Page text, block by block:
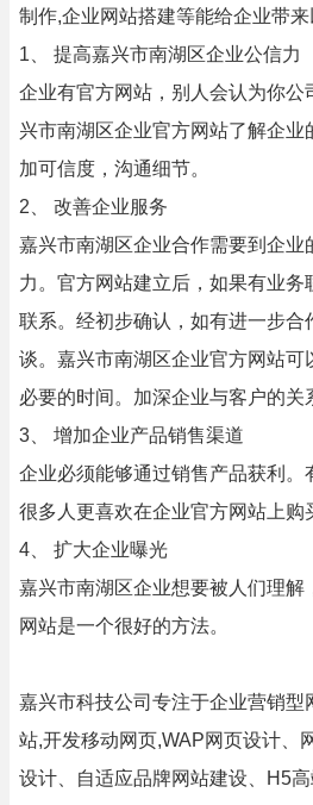
制作,企业网站搭建等能给企业带来
1、 提高嘉兴市南湖区企业公信力
企业有官方网站，别人会认为你公
兴市南湖区企业官方网站了解企业
加可信度，沟通细节。
2、 改善企业服务
嘉兴市南湖区企业合作需要到企业
力。官方网站建立后，如果有业
联系。经初步确认，如有进一步合
谈。嘉兴市南湖区企业官方网站可
必要的时间。加深企业与客户的关
3、 增加企业产品销售渠道
企业必须能够通过销售产品获利。
很多人更喜欢在企业官方网站上购
4、 扩大企业曝光
嘉兴市南湖区企业想要被人们理解
网站是一个很好的方法。
嘉兴市科技公司专注于企业营销型
站,开发移动网页,WAP网页设计、
设计、自适应品牌网站建设、H5